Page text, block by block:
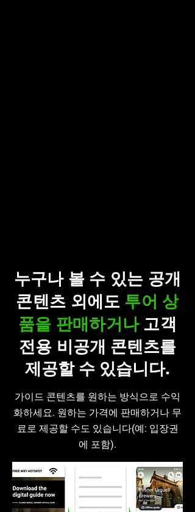
누구나 볼 수 있는 공개
콘텐츠 외에도 투어 상
품을 판매하거나 고객
전용 비공개 콘텐츠를
제공할 수 있습니다.
가이드 콘텐츠를 원하는 방식으로 수익
화하세요. 원하는 가격에 판매하거나 무
료로 제공할 수도 있습니다(예: 입장권
에 포함).